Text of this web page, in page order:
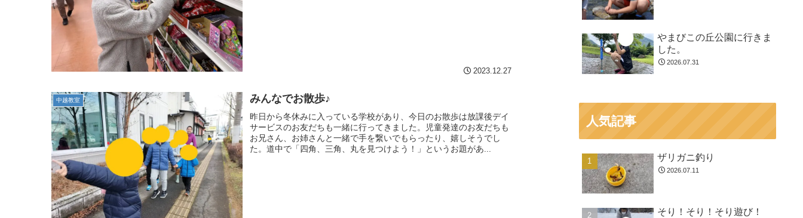
2023.12.27
中越教室 みんなでお散歩♪
昨日から冬休みに入っている学校があり、今日のお散歩は放課後デイ
サービスのお友だちも一緒に行ってきました。児童発達のお友だちも
お兄さん、お姉さんと一緒で手を繋いでもらったり、嬉しそうでし
た。道中で「四角、三角、丸を見つけよう！」というお題があ...
やまびこの丘公園に行きま
した。
2026.07.31
人気記事
ザリガニ釣り
2026.07.11
そり！そり！そり遊び！